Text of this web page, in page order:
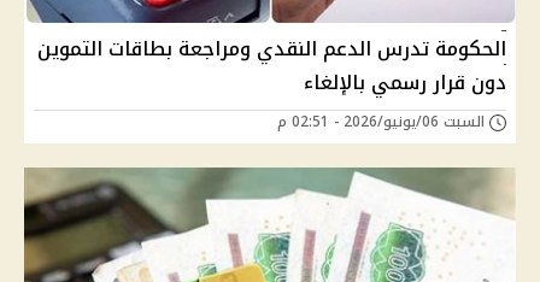
الحكومة تدرس الدعم النقدي ومراجعة بطاقات التموين
دون قرار رسمي بالإلغاء
السبت 06/يونيو/2026 - 02:51 م